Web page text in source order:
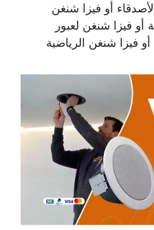
أو فيزا شنغن
أو فيزا شنغن لعبور
فيزا شنغن الرياضية